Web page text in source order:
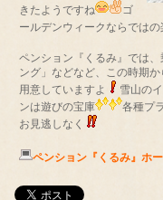
きたようですね
ゴ
ールデンウィークならでは
ペンション『くるみ』では
ング」などなど、この時期
用意していますよ
雪山の
ンは遊びの宝庫
各種プ
お見逃しなく
ペンション『くるみ』ホ